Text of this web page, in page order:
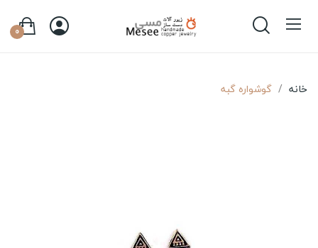
0
خانه گوشواره گبه